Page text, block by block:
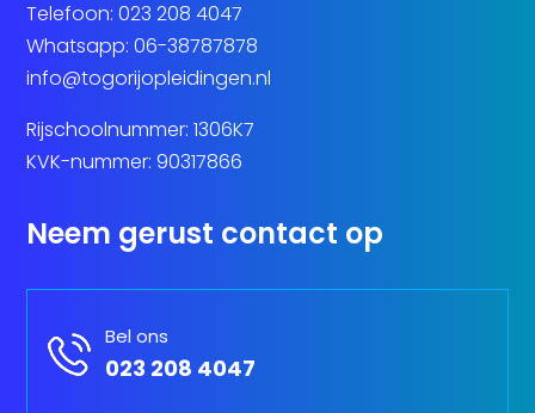
Telefoon:023 208 4047
Whatsapp:06-38787878
info@togorijopleidingen.nl
Rijschoolnummer: 1306K7
KVK-nummer: 90317866
Neem gerust contact op
Bel ons
023 208 4047